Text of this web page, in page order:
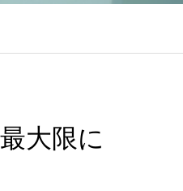
大限に